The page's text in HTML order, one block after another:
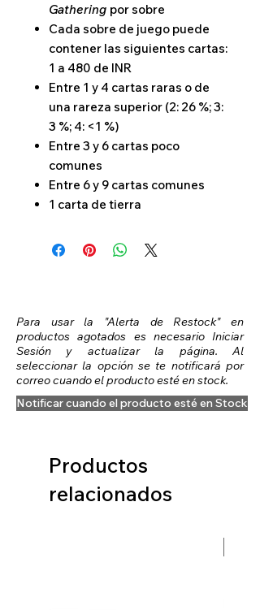
Gathering por sobre
Cada sobre de juego puede
contener las siguientes cartas:
1 a 480 de INR
Entre 1 y 4 cartas raras o de
una rareza superior (2: 26 %; 3:
3 %; 4: <1 %)
Entre 3 y 6 cartas poco
comunes
Entre 6 y 9 cartas comunes
1 carta de tierra
Para usar la "Alerta de Restock" en
productos agotados es necesario Iniciar
Sesión y actualizar la página. Al
seleccionar la opción se te notificará por
correo cuando el producto esté en stock.
Notificar cuando el producto esté en Stock
Productos
relacionados